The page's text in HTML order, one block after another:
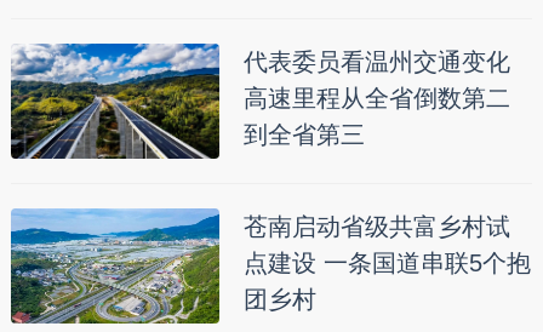
代表委员看温州交通变化
高速里程从全省倒数第二
到全省第三
苍南启动省级共富乡村试
点建设 一条国道串联5个抱
团乡村